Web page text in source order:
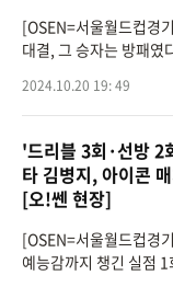
[OSEN=서울월드컵경
대결, 그 승자는 방패
(공격수팀)'를 상대로
2024.10.20 19: 49
'드리블 3회·선방 2
타 김병지, 아이콘
[오!쎈 현장]
[OSEN=서울월드컵경
예능감까지 챙긴 실점